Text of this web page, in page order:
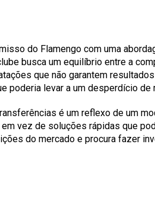
do Flamengo com uma
busca um equilíbrio entre a
que não garantem
poderia levar a um desperdício de
é um reflexo de um
vez de soluções rápidas que
do mercado e procura fazer